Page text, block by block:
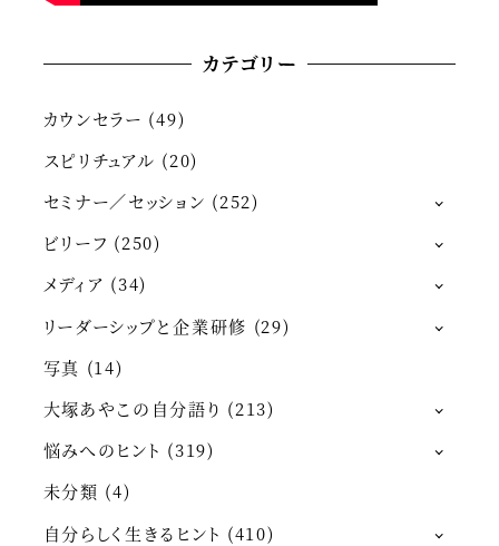
カテゴリー
カウンセラー (49)
スピリチュアル (20)
セミナー／セッション (252)
ビリーフ (250)
メディア (34)
リーダーシップと企業研修 (29)
写真 (14)
大塚あやこの自分語り (213)
悩みへのヒント (319)
未分類 (4)
自分らしく生きるヒント (410)